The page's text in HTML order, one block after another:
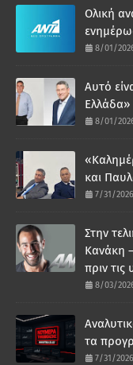
Ολική
8/01/
Αυτό
Ελλάδα»
8/01/
και
7/31/
Στην
Κανάκη
πριν
8/03/
τα
7/31/